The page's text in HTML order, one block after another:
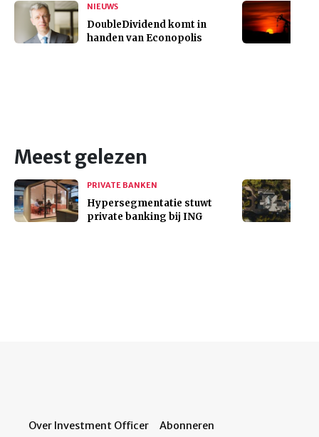
NIEUWS
DoubleDividend komt in
handen van Econopolis
Meest gelezen
PRIVATE BANKEN
Hypersegmentatie stuwt
private banking bij ING
Over Investment Officer Abonneren